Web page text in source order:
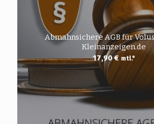
Abmahnsichere AGB für
Kleinanzeigen.de
17,90€ mtl.*